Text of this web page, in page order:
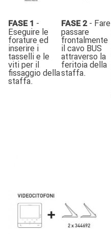
FASE 1 -
Eseguire le
forature ed
inserire i
tasselli e le
viti per il
fissaggio della
staffa.
FASE 2 - Fare
passare
frontalmente
il cavo BUS
attraverso la
feritoia della
staffa.